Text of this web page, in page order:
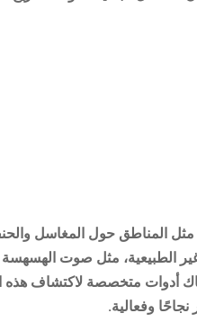
مثل المناطق حول المغاسل
الطبيعية، مثل صوت الهسهسة
أدوات متخصصة لاكتشاف هذه
وفعالية.